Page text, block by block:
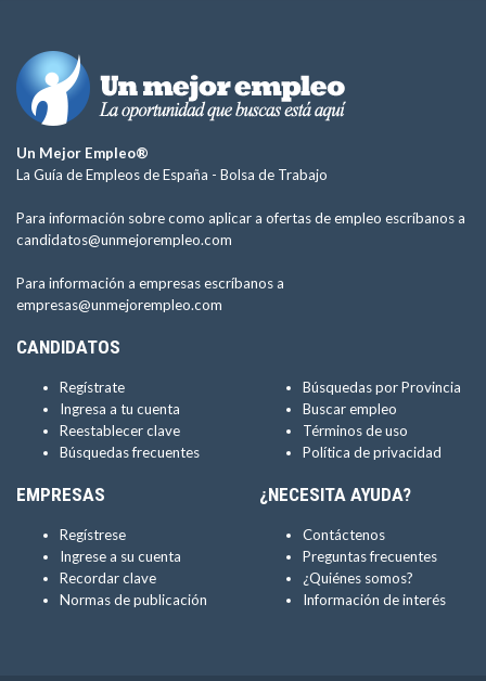
Un Mejor Empleo®
La Guía de Empleos de España - Bolsa de Trabajo
Para información sobre como aplicar a ofertas de empleo escríbanos a
candidatos@unmejorempleo.com
Para información a empresas escríbanos a
empresas@unmejorempleo.com
CANDIDATOS
Regístrate
Ingresa a tu cuenta
Reestablecer clave
Búsquedas frecuentes
Búsquedas por Provincia
Buscar empleo
Términos de uso
Política de privacidad
EMPRESAS
Regístrese
Ingrese a su cuenta
Recordar clave
Normas de publicación
¿NECESITA AYUDA?
Contáctenos
Preguntas frecuentes
¿Quiénes somos?
Información de interés